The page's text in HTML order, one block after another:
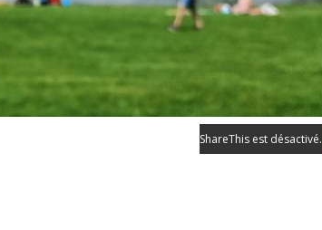
ShareThis est désactivé.